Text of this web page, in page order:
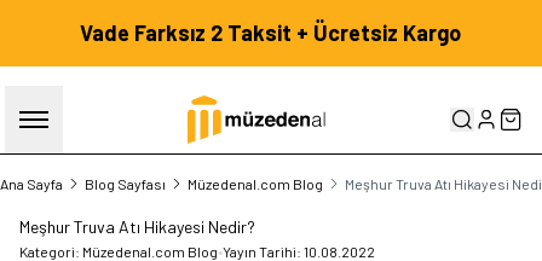
Vade Farksız 2 Taksit + Ücretsiz Kargo
HESABIM
Ana Sayfa Blog Sayfası Müzedenal.com Blog Meşhur Truva Atı Hikayesi
Meşhur Truva Atı Hikayesi Nedir?
Kategori: Müzedenal.com Blog•Yayın Tarihi: 10.08.2022